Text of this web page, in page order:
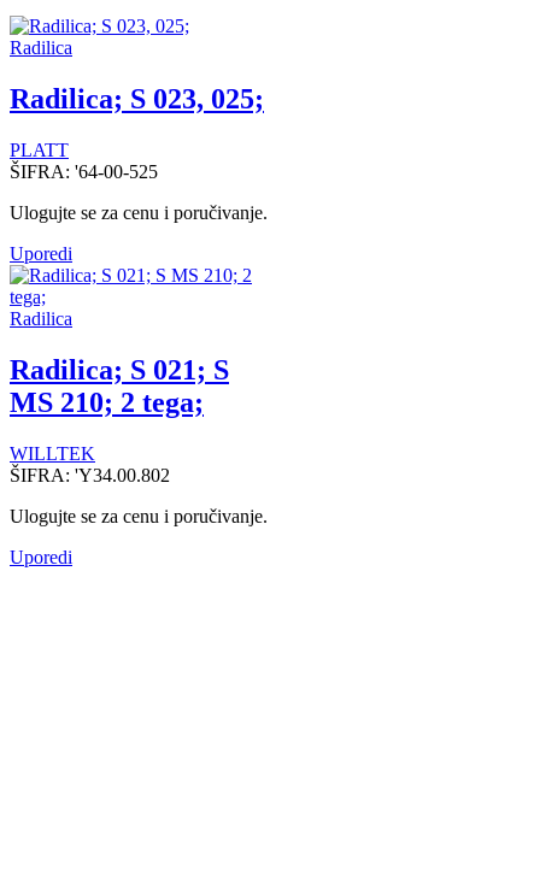
Radilica
Radilica; S 023, 025;
PLATT
ŠIFRA: '64-00-525
Ulogujte se za cenu i poručivanje.
Uporedi
Radilica
Radilica; S 021; S
MS 210; 2 tega;
WILLTEK
ŠIFRA: 'Y34.00.802
Ulogujte se za cenu i poručivanje.
Uporedi